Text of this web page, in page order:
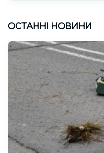
ОСТАННІ НОВИНИ